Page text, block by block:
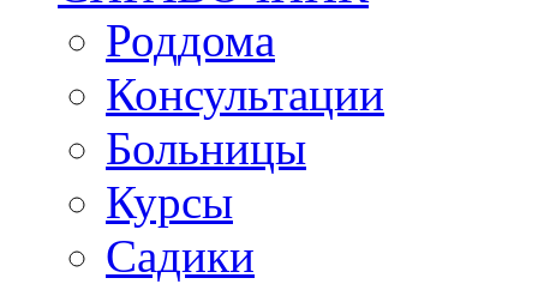
Роддома
Консультации
Больницы
Курсы
Садики